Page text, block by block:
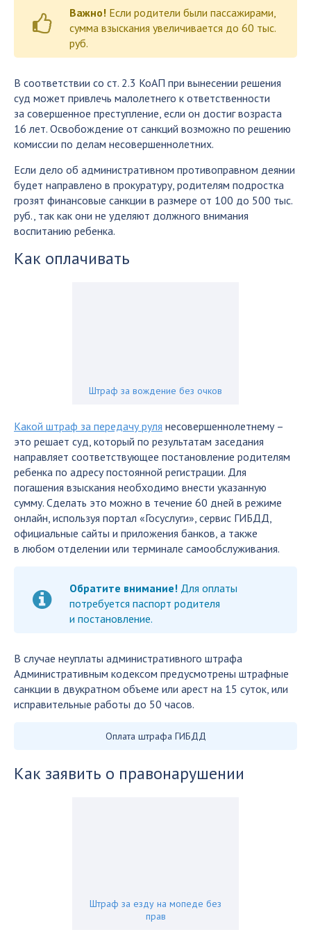
Важно! Если родители были пассажирами,
сумма взыскания увеличивается до 60 тыс.
руб.
В соответствии со ст. 2.3 КоАП при вынесении решения
суд может привлечь малолетнего к ответственности
за совершенное преступление, если он достиг возраста
16 лет. Освобождение от санкций возможно по решению
комиссии по делам несовершеннолетних.
Если дело об административном противоправном деянии
будет направлено в прокуратуру, родителям подростка
грозят финансовые санкции в размере от 100 до 500 тыс.
руб., так как они не уделяют должного внимания
воспитанию ребенка.
Как оплачивать
Штраф за вождение без очков
Какой штраф за передачу руля несовершеннолетнему –
это решает суд, который по результатам заседания
направляет соответствующее постановление родителям
ребенка по адресу постоянной регистрации. Для
погашения взыскания необходимо внести указанную
сумму. Сделать это можно в течение 60 дней в режиме
онлайн, используя портал «Госуслуги», сервис ГИБДД,
официальные сайты и приложения банков, а также
в любом отделении или терминале самообслуживания.
Обратите внимание! Для оплаты
потребуется паспорт родителя
и постановление.
В случае неуплаты административного штрафа
Административным кодексом предусмотрены штрафные
санкции в двукратном объеме или арест на 15 суток, или
исправительные работы до 50 часов.
Оплата штрафа ГИБДД
Как заявить о правонарушении
Штраф за езду на мопеде без
прав